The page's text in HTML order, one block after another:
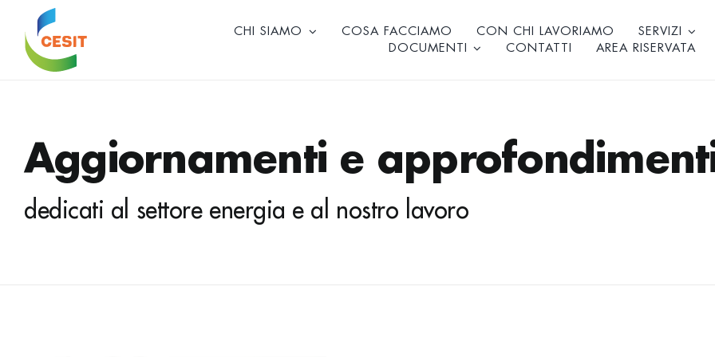
content
CHI SIAMO COSA FACCIAMO CON CHI LAVORIAMO SERVIZI
DOCUMENTI
CONTATTI AREA RISERVATA
Aggiornamenti e
dedicati al settore energia e al nostro lavoro